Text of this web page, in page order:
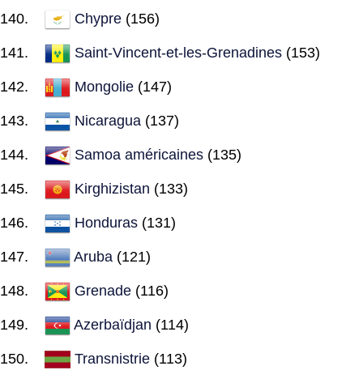
Chypre (156)
Saint-Vincent-et-les-Grenadines (153)
Mongolie (147)
Nicaragua (137)
Samoa américaines (135)
Kirghizistan (133)
Honduras (131)
Aruba (121)
Grenade (116)
Azerbaïdjan (114)
Transnistrie (113)